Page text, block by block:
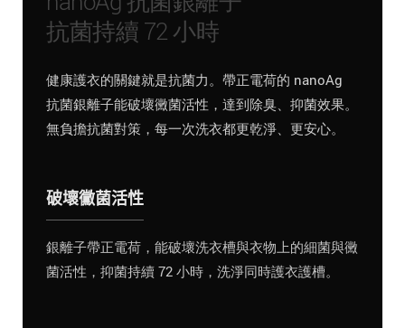
抗菌持續 72 小時
健康護衣的關鍵就是抗菌力。帶正電荷的 nanoAg
抗菌銀離子能破壞黴菌活性，達到除臭、抑菌效果。
無負擔抗菌對策，每一次洗衣都更乾淨、更安心。
破壞黴菌活性
銀離子帶正電荷，能破壞洗衣槽與衣物上的細菌與黴
菌活性，抑菌持續 72 小時，洗淨同時護衣護槽。